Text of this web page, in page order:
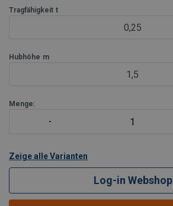
Prod
Tragfähigkeit t
0,25
Hubhöhe m
1,5
Menge:
Zeige alle Varianten
Log-in Webshop